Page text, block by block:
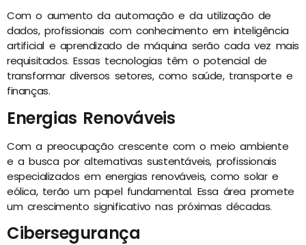
Com o aumento da automação e da utilização de
dados, profissionais com conhecimento em inteligência
artificial e aprendizado de máquina serão cada vez mais
requisitados. Essas tecnologias têm o potencial de
transformar diversos setores, como saúde, transporte e
finanças.
Energias Renováveis
Com a preocupação crescente com o meio ambiente
e a busca por alternativas sustentáveis, profissionais
especializados em energias renováveis, como solar e
eólica, terão um papel fundamental. Essa área promete
um crescimento significativo nas próximas décadas.
Cibersegurança